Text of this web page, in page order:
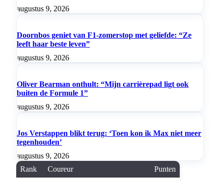
augustus 9, 2026
Doornbos geniet van F1-zomerstop met geliefde: “Ze
leeft haar beste leven”
augustus 9, 2026
Oliver Bearman onthult: “Mijn carrièrepad ligt ook
buiten de Formule 1”
augustus 9, 2026
Jos Verstappen blikt terug: ‘Toen kon ik Max niet meer
tegenhouden’
augustus 9, 2026
Rank
Coureur Punten